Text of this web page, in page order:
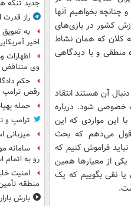
را کسب کردیم و چنانچه بخواهیم آنها
کشور در بازی‌های
کلان که همان نشاط
منطقی و با دیدگاهی
آن هستند انتقاد
خصوصی شود. درباره
این مواردی که این
قول می‌دهم که بحث
فراموش کنیم که
یکی از معیارها همین
نقی بگوییم که یک
جدید تنگه
راز قدرت
به
اخیر
اظهارات
وی
حکم
رقص ترامپ
حمله
ترامپ و
میزبانی
سامانه
رو به اتمام
امنیت
منطقه
بارش